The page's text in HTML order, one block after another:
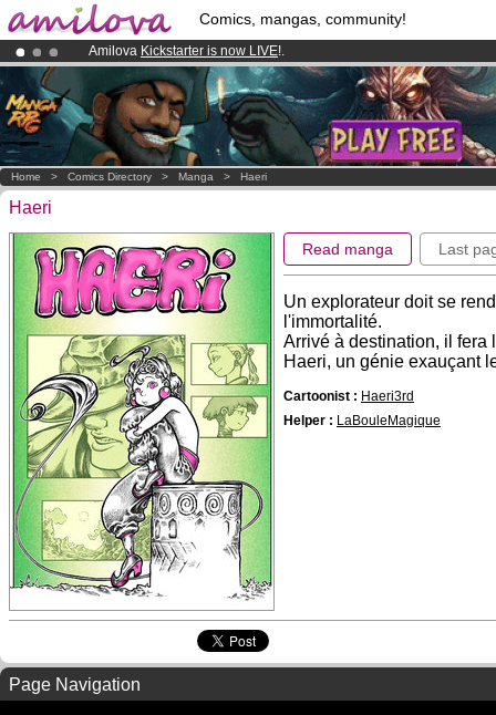
Comics, mangas, community!
Amilova Kickstarter is now LIVE!.
Premium membership from3.95 eurosper month !Get membership
Already 134393 membersand 1208 comics & mangas!.
Home > Comics Directory > Manga > Haeri
Haeri
Read manga Last
Un explorateur doit se
l'immortalité.
Arrivé à destination, il fera
Haeri, un génie exauçant
Cartoonist : Haeri3rd
Helper : LaBouleMagique
Page Navigation